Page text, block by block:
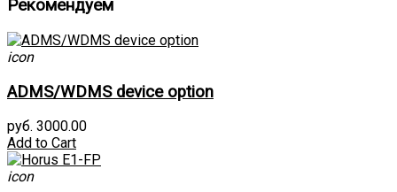
Рекомендуем
icon
ADMS/WDMS device option
руб. 3000.00
Add to Cart
icon